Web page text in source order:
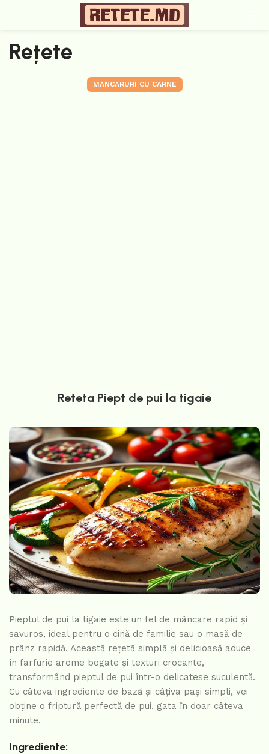
Rețete
MANCARURI CU CARNE
Reteta Piept de pui la tigaie
Pieptul de pui la tigaie este un fel de mâncare rapid și
savuros, ideal pentru o cină de familie sau o masă de
prânz rapidă. Această rețetă simplă și delicioasă aduce
în farfurie arome bogate și texturi crocante,
transformând pieptul de pui într-o delicatese suculentă.
Cu câteva ingrediente de bază și câțiva pași simpli, vei
obține o friptură perfectă de pui, gata în doar câteva
minute.
Ingrediente: